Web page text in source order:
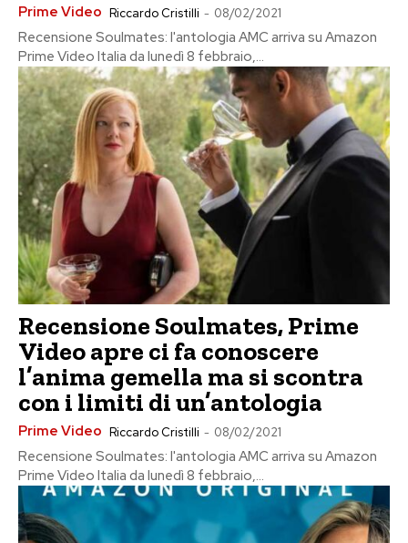
Prime Video Riccardo Cristilli - 08/02/2021
Recensione Soulmates: l'antologia AMC arriva su Amazon
Prime Video Italia da lunedì 8 febbraio,...
Recensione Soulmates, Prime
Video apre ci fa conoscere
l’anima gemella ma si scontra
con i limiti di un’antologia
Prime Video Riccardo Cristilli - 08/02/2021
Recensione Soulmates: l'antologia AMC arriva su Amazon
Prime Video Italia da lunedì 8 febbraio,...